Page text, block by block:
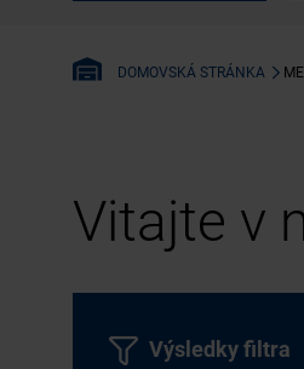
DOMOVSKÁ STRÁNKA
Vitajte v
Výsledky filtra